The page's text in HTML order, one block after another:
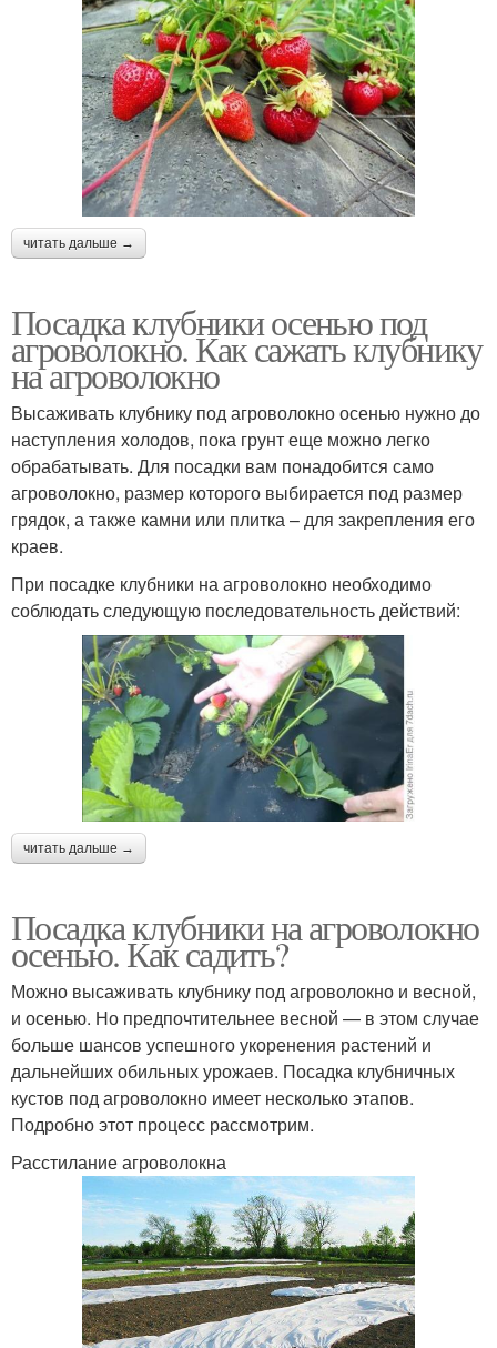
читать дальше →
Посадка клубники осенью под
агроволокно. Как сажать клубнику
на агроволокно
Высаживать клубнику под агроволокно осенью нужно до
наступления холодов, пока грунт еще можно легко
обрабатывать. Для посадки вам понадобится само
агроволокно, размер которого выбирается под размер
грядок, а также камни или плитка – для закрепления его
краев.
При посадке клубники на агроволокно необходимо
соблюдать следующую последовательность действий:
читать дальше →
Посадка клубники на агроволокно
осенью. Как садить?
Можно высаживать клубнику под агроволокно и весной,
и осенью. Но предпочтительнее весной — в этом случае
больше шансов успешного укоренения растений и
дальнейших обильных урожаев. Посадка клубничных
кустов под агроволокно имеет несколько этапов.
Подробно этот процесс рассмотрим.
Расстилание агроволокна